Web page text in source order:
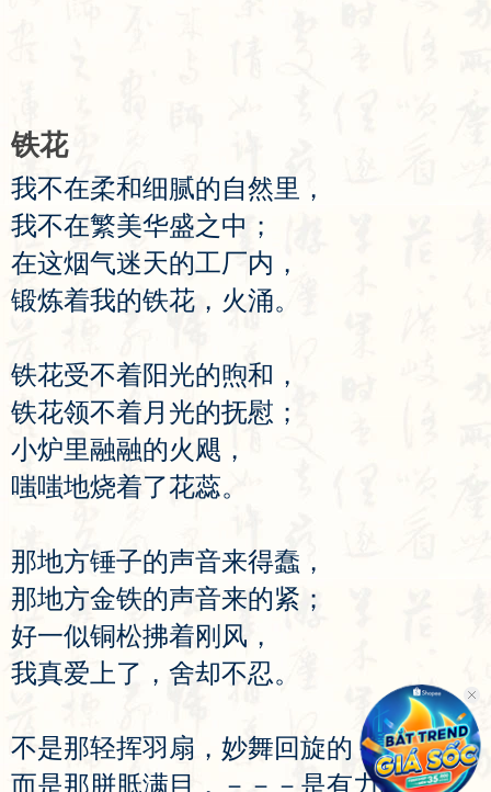
铁花
我不在柔和细腻的自然里 ，
我不在繁美华盛之中 ；
在这烟气迷天的工厂内 ，
锻炼着我的铁花 ， 火涌。
铁花受不着阳光的煦和 ，
铁花领不着 月 光的抚慰 ；
小炉里融融的火飓 ，
嗤嗤地烧着了花蕊。
那地方锤子的声音来得蠢 ，
那地方金铁的声音来的紧 ；
好一似铜松拂着刚 风 ，
我真爱 上了 ， 舍却不忍。
不是那轻挥羽 扇 ， 妙舞回旋的 －－－
而是那胼胝满 目 ，－－－ 是有力的掌。